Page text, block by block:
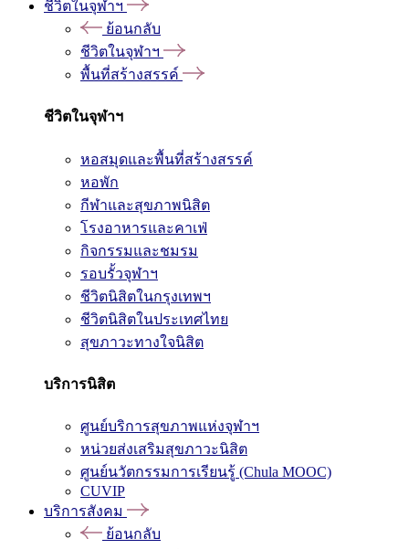
ชีวิตในจุฬาฯ
ย้อนกลับ
ชีวิตในจุฬาฯ
พื้นที่สร้างสรรค์
ชีวิตในจุฬาฯ
หอสมุดและพื้นที่สร้างสรรค์
หอพัก
กีฬาและสุขภาพนิสิต
โรงอาหารและคาเฟ่
กิจกรรมและชมรม
รอบรั้วจุฬาฯ
ชีวิตนิสิตในกรุงเทพฯ
ชีวิตนิสิตในประเทศไทย
สุขภาวะทางใจนิสิต
บริการนิสิต
ศูนย์บริการสุขภาพแห่งจุฬาฯ
หน่วยส่งเสริมสุขภาวะนิสิต
ศูนย์นวัตกรรมการเรียนรู้ (Chula MOOC)
CUVIP
บริการสังคม
ย้อนกลับ